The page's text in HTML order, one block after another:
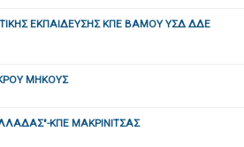
ΕΚΠΑΙΔΕΥΣΗΣ ΚΠΕ ΒΑΜΟΥ ΥΣΔ ΔΔΕ
ΜΗΚΟΥΣ
ΚΠΕ ΜΑΚΡΙΝΙΤΣΑΣ